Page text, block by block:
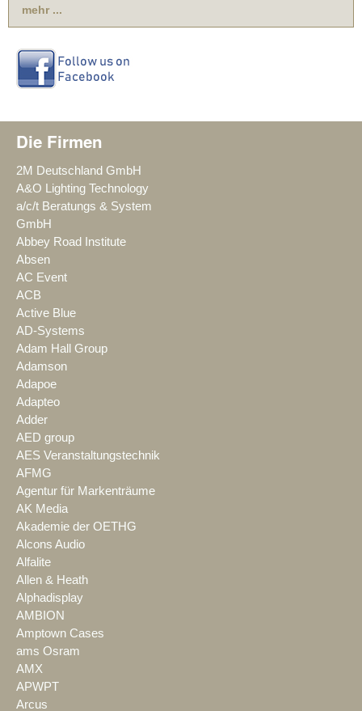
mehr ...
Die Firmen
2M Deutschland GmbH
A&O Lighting Technology
a/c/t Beratungs & System
GmbH
Abbey Road Institute
Absen
AC Event
ACB
Active Blue
AD-Systems
Adam Hall Group
Adamson
Adapoe
Adapteo
Adder
AED group
AES Veranstaltungstechnik
AFMG
Agentur für Markenträume
AK Media
Akademie der OETHG
Alcons Audio
Alfalite
Allen & Heath
Alphadisplay
AMBION
Amptown Cases
ams Osram
AMX
APWPT
Arcus